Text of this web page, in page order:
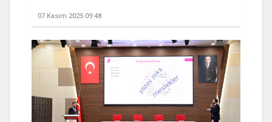
07 Kasım 2025 09:48